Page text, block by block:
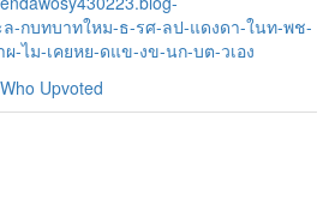
ล-กบทบาทใหม-ธ-รศ-ลป-แดงดา-ในท-พช-
-ไม-เคยหย-ดแข-งข-นก-บต-วเอง
Who Upvoted